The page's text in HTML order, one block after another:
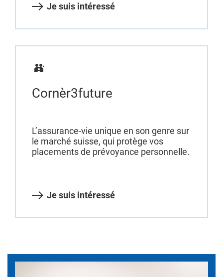
Je suis intéressé
Cornèr3future
L’assurance-vie unique en son genre sur
le marché suisse, qui protège vos
placements de prévoyance personnelle.
Je suis intéressé